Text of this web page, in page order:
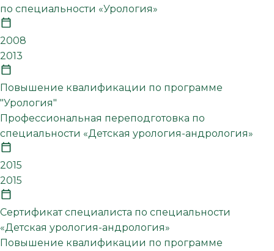
по специальности «Урология»
2008
2013
Повышение квалификации по программе
"Урология"
Профессиональная переподготовка по
специальности «Детская урология-андрология»
2015
2015
Сертификат специалиста по специальности
«Детская урология-андрология»
Повышение квалификации по программе